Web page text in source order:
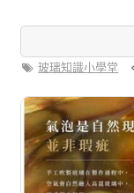
玻璃知識小學堂